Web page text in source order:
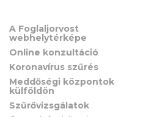
A Foglaljorvost
webhelytérképe
Online konzultáció
Koronavírus szűrés
Meddőségi központok
külföldön
Szűrővizsgálatok